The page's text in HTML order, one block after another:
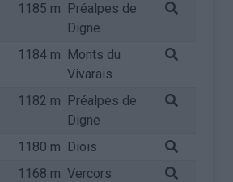
1185 m Préalpes de
Digne
1184 m Monts du
Vivarais
1182 m Préalpes de
Digne
1180 m Diois
1168 m Vercors